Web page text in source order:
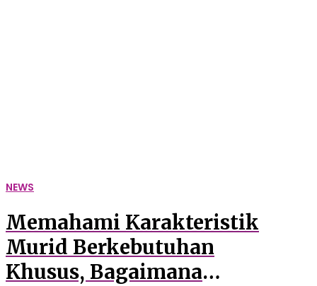
NEWS
Memahami Karakteristik
Murid Berkebutuhan
Khusus, Bagaimana